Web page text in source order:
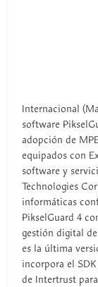
Internacional
software
adopción de
equipados con
software y
Technologies
informáticas
PikselGuard 4
gestión digital
es la última
incorpora el
de Intertrust